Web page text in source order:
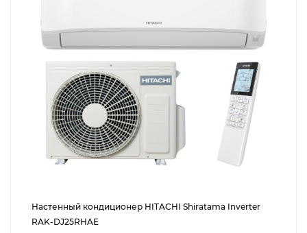
Настенный кондиционер HITACHI Shiratama Inverter
RAK-DJ25RHAE